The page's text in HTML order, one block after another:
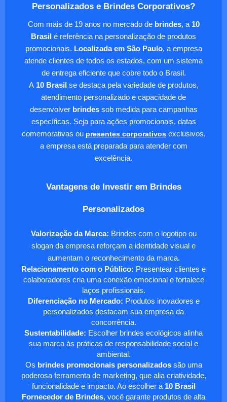
Personalizados e Brindes Corporativos?
Com mais de 19 anos no mercado de brindes, a 10
Brasil é referência na personalização de produtos
promocionais. Localizada em São Paulo, a empresa
atende clientes de todos os estados, com um sistema
de entrega eficiente que cobre todo o Brasil.
A10 Brasil se destaca pela variedade de produtos,
atendimento personalizado e capacidade de
desenvolver brindessob medida para campanhas
específicas. Seja para ações promocionais, datas
comemorativas ou presentes corporativosexclusivos,
a empresa está preparada para atender com
excelência.
Vantagens de Investir em Brindes
Personalizados
Valorização da Marca: Brindes com o logotipo ou
slogan da empresa reforçam a identidade visual e
aumentam o reconhecimento da marca.
Relacionamento com o Público: Presentear clientes e
colaboradores cria uma conexão emocional e fortalece
laços profissionais.
Diferenciação no Mercado: Produtos inovadores e
personalizados destacam sua empresa da
concorrência.
Sustentabilidade: Escolher brindes ecológicos alinha
sua marca às práticas de responsabilidade social e
ambiental.
Os brindes promocionais personalizadossão uma
poderosa ferramenta de marketing, que alia criatividade,
funcionalidade e impacto. Ao escolher a 10 Brasil
Fornecedor de Brindes, você garante produtos de alta